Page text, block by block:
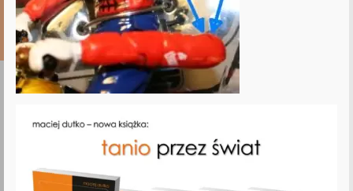
DODAJ
KOMENTARZ